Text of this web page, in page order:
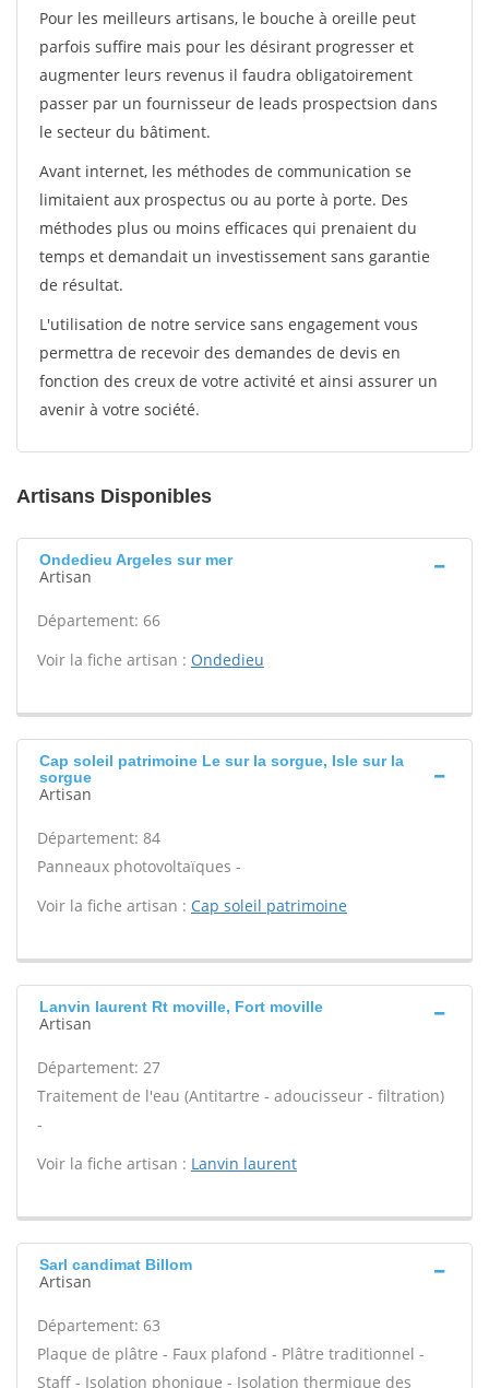
Pour les meilleurs artisans, le bouche à oreille peut
parfois suffire mais pour les désirant progresser et
augmenter leurs revenus il faudra obligatoirement
passer par un fournisseur de leads prospectsion dans
le secteur du bâtiment.
Avant internet, les méthodes de communication se
limitaient aux prospectus ou au porte à porte. Des
méthodes plus ou moins efficaces qui prenaient du
temps et demandait un investissement sans garantie
de résultat.
L'utilisation de notre service sans engagement vous
permettra de recevoir des demandes de devis en
fonction des creux de votre activité et ainsi assurer un
avenir à votre société.
Artisans Disponibles
Ondedieu Argeles sur mer
Artisan
Département: 66
Voir la fiche artisan : Ondedieu
Cap soleil patrimoine Le sur la sorgue, Isle sur la
sorgue
Artisan
Département: 84
Panneaux photovoltaïques -
Voir la fiche artisan : Cap soleil patrimoine
Lanvin laurent Rt moville, Fort moville
Artisan
Département: 27
Traitement de l'eau (Antitartre - adoucisseur - filtration)
-
Voir la fiche artisan : Lanvin laurent
Sarl candimat Billom
Artisan
Département: 63
Plaque de plâtre - Faux plafond - Plâtre traditionnel -
Staff - Isolation phonique - Isolation thermique des